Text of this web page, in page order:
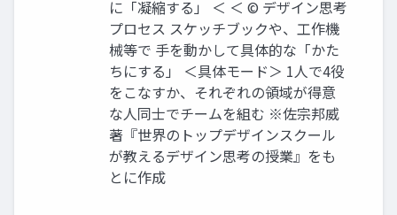
に「凝縮する」 ＜ ＜ ©︎ デザイン思考
プロセス スケッチブックや、工作機
械等で 手を動かして具体的な「かた
ちにする」 ＜具体モード＞ 1人で4役
をこなすか、それぞれの領域が得意
な人同士でチームを組む ※佐宗邦威
著『世界のトップデザインスクール
が教えるデザイン思考の授業』をも
とに作成